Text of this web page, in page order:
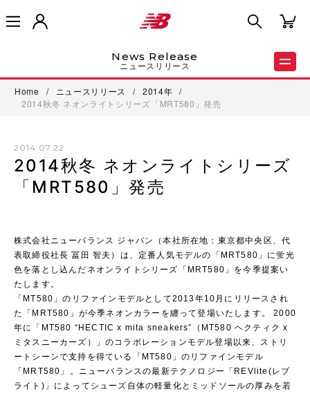
News Release
ニュースリリース
Home / ニュースリリース / 2014年
/
2014秋冬 ネオンライトシリーズ「MRT580」発売
2014.07.22
2014秋冬 ネオンライトシリーズ
「MRT580」発売
株式会社ニューバランス ジャパン（本社所在地：東京都中央区、代
表取締役社長 冨田 智夫）は、定番人気モデルの「MRT580」に蛍光
色を落とし込んだネオンライトシリーズ「MRT580」を今季提案い
たします。
「MT580」のリファインモデルとして2013年10月にリリースされ
た「MRT580」が今季ネオンカラーを纏って登場いたします。 2000
年に「MT580 “HECTIC x mita sneakers”（MT580 ヘクティク x
ミタスニーカーズ）」のコラボレーションモデル登場以来、ストリ
ートシーンで支持を得ている「MT580」のリファインモデル
「MRT580」。ニューバランスの最新テクノロジー「REVlite(レブ
ライト)」によってシューズ自体の軽量化とミッドソールの厚みを若